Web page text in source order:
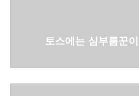
토스에는 심부름꾼